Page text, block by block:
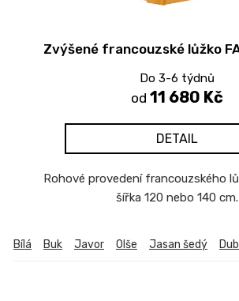
Zvýšené francouzské lůžko
Do 3-6 týdnů
od 11 680 Kč
DETAIL
Rohové provedení francouzského
šířka 120 nebo 140 cm.
Bílá Buk Javor Olše Jasan šedý